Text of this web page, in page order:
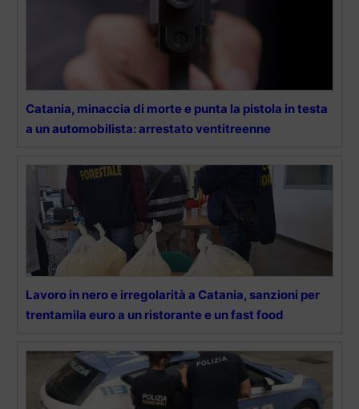
Catania, minaccia di morte e punta la pistola in testa
a un automobilista: arrestato ventitreenne
Lavoro in nero e irregolarità a Catania, sanzioni per
trentamila euro a un ristorante e un fast food